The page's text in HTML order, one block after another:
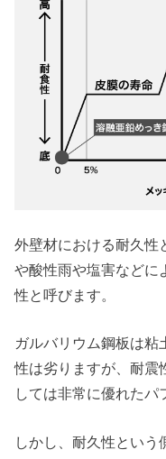
外壁材における耐久性
や酸性雨や塩害などに
性と呼びます。
ガルバリウム鋼板は粘
性は劣りますが、耐震
しては非常に優れたパ
しかし、耐久性という